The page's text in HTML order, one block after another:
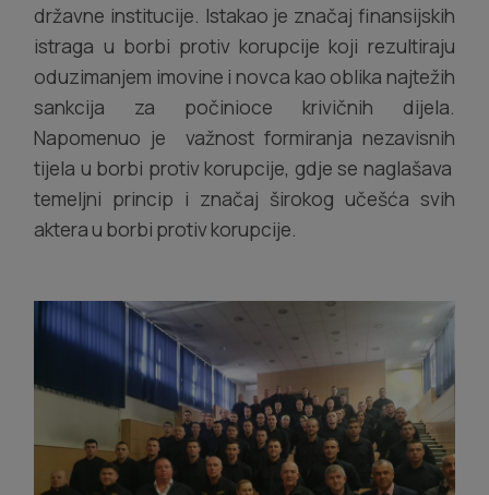
državne institucije. Istakao je značaj finansijskih
istraga u borbi protiv korupcije koji rezultiraju
oduzimanjem imovine i novca kao oblika najtežih
sankcija za počinioce krivičnih dijela.
Napomenuo je važnost formiranja nezavisnih
tijela u borbi protiv korupcije, gdje se naglašava
temeljni princip i značaj širokog učešća svih
aktera u borbi protiv korupcije.